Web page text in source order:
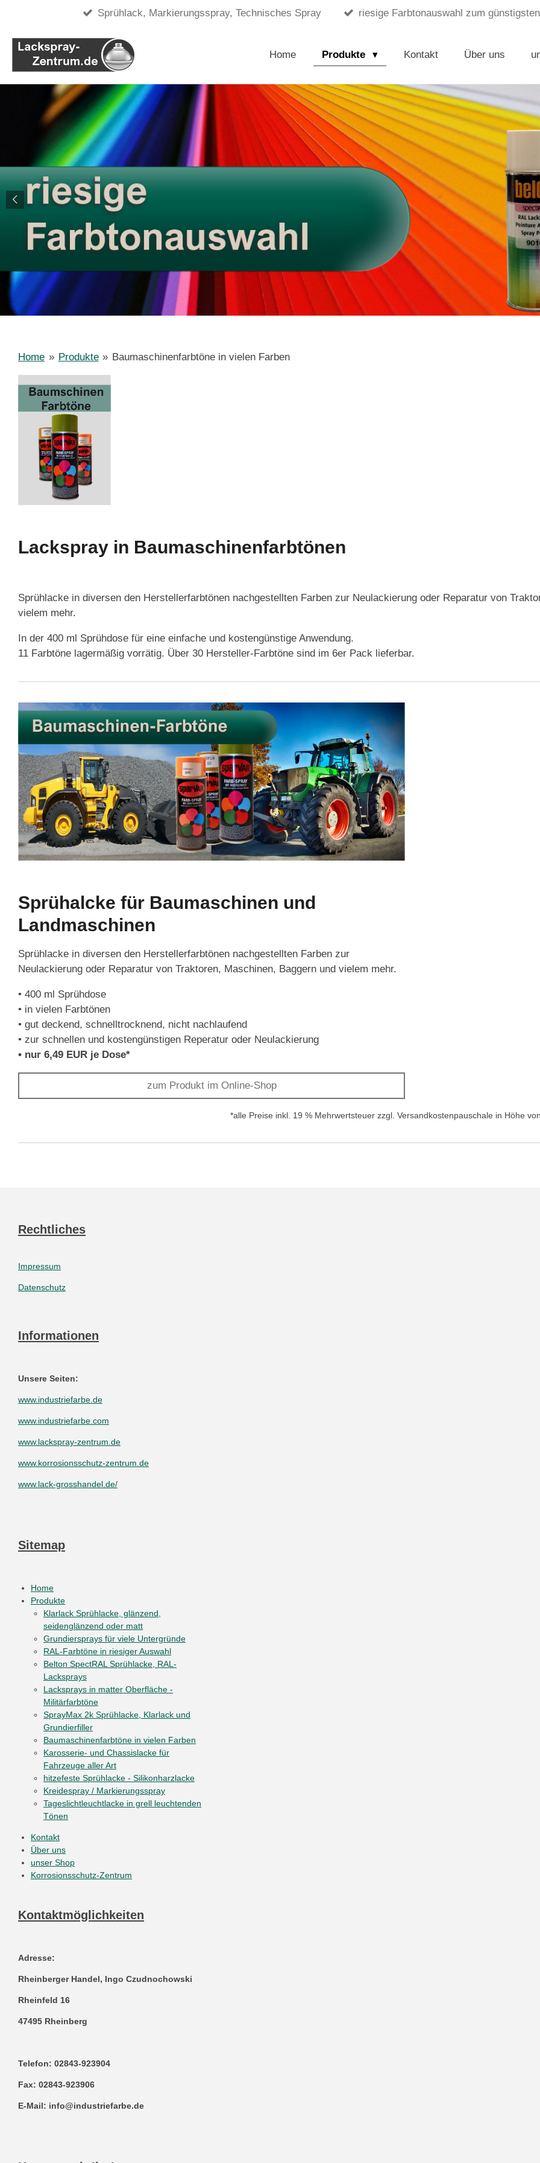
springen
Sprühlack, Markierungsspray, Technisches Spray riesige Farbtonauswahl zum
Home Produkte Kontakt Über uns
Home » Produkte » Baumaschinenfarbtöne in vielen Farben
Lackspray in Baumaschinenfarbtönen
Sprühlacke in diversen den Herstellerfarbtönen nachgestellten Farben zur Neulackierung oder Reparatur von
vielem mehr.
In der 400 ml Sprühdose für eine einfache und kostengünstige Anwendung.
11 Farbtöne lagermäßig vorrätig. Über 30 Hersteller-Farbtöne sind im 6er Pack lieferbar.
Sprühalcke für Baumaschinen und
Landmaschinen
Sprühlacke in diversen den Herstellerfarbtönen nachgestellten Farben zur
Neulackierung oder Reparatur von Traktoren, Maschinen, Baggern und vielem mehr.
• 400 ml Sprühdose
• in vielen Farbtönen
• gut deckend, schnelltrocknend, nicht nachlaufend
• zur schnellen und kostengünstigen Reperatur oder Neulackierung
• nur 6,49 EUR je Dose*
zum Produkt im Online-Shop
*alle Preise inkl. 19 % Mehrwertsteuer zzgl. Versandkostenpauschale in Höhe
Rechtliches
Impressum
Datenschutz
Informationen
Unsere Seiten:
www.industriefarbe.de
www.industriefarbe.com
www.lackspray-zentrum.de
www.korrosionsschutz-zentrum.de
www.lack-grosshandel.de/
Sitemap
Home
Produkte
Klarlack Sprühlacke, glänzend,
seidenglänzend oder matt
Grundiersprays für viele Untergründe
RAL-Farbtöne in riesiger Auswahl
Belton SpectRAL Sprühlacke, RAL-
Lacksprays
Lacksprays in matter Oberfläche -
Militärfarbtöne
SprayMax 2k Sprühlacke, Klarlack und
Grundierfiller
Baumaschinenfarbtöne in vielen Farben
Karosserie- und Chassislacke für
Fahrzeuge aller Art
hitzefeste Sprühlacke - Silikonharzlacke
Kreidespray / Markierungsspray
Tageslichtleuchtlacke in grell leuchtenden
Tönen
Kontakt
Über uns
unser Shop
Korrosionsschutz-Zentrum
Kontaktmöglichkeiten
Adresse:
Rheinberger Handel, Ingo Czudnochowski
Rheinfeld 16
47495 Rheinberg
Telefon: 02843-923904
Fax: 02843-923906
E-Mail: info@industriefarbe.de